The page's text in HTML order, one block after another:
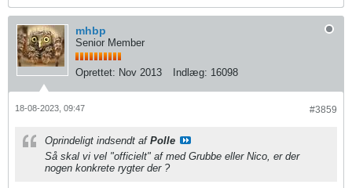
mhbp
Senior Member
Oprettet: Nov 2013 Indlæg: 16098
#3859
18-08-2023, 09:47
Oprindeligt indsendt af Polle
Så skal vi vel "officielt" af med Grubbe eller Nico, er der
nogen konkrete rygter der ?